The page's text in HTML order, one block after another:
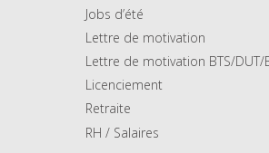
Jobs d’été
Lettre de motivation
Lettre de motivation BTS/DUT/
Licenciement
Retraite
RH / Salaires